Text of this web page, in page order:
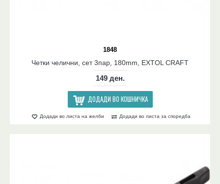
1848
Четки челични, сет 3пар, 180mm, EXTOL CRAFT
149 ден.
ДОДАДИ ВО КОШНИЧКА
Додади во листа на желби Додади во листа за споредба